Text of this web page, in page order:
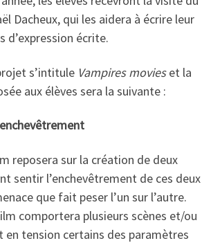
Dacheux, qui les aidera à écrire leur
d’expression écrite.
s’intitule Vampires movieset la
aux élèves sera la suivante :
reposera sur la création de deux
sentir l’enchevêtrement de ces deux
que fait peser l’un sur l’autre.
comportera plusieurs scènes et/ou
en tension certains des paramètres